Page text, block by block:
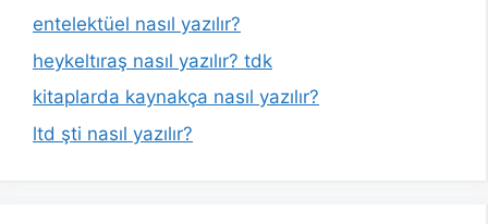
entelektüel nasıl yazılır?
heykeltıraş nasıl yazılır? tdk
kitaplarda kaynakça nasıl yazılır?
ltd şti nasıl yazılır?